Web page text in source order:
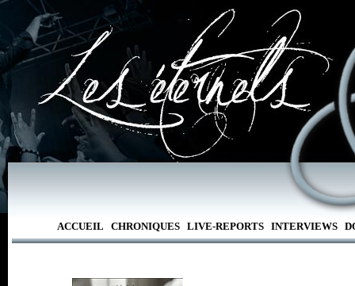
ACCUEIL CHRONIQUES LIVE-REPORTS INTERVIEWS